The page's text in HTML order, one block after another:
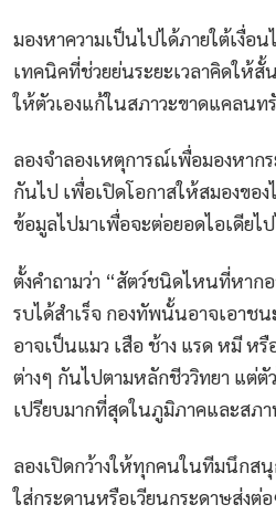
มองหาความเป็นไปได้ภายใต้เงื่อ
เทคนิคที่ช่วยย่นระยะเวลาคิดให้สั้
ให้ตัวเองแก้ในสภาวะขาดแคลนท
ลองจำลองเหตุการณ์เพื่อมองหาก
กันไป เพื่อเปิดโอกาสให้สมองขอ
ข้อมูลไปมาเพื่อจะต่อยอดไอเดียไ
ตั้งคำถามว่า “สัตว์ชนิดไหนที่หา
รบได้สำเร็จ กองทัพนั้นอาจเอาช
อาจเป็นแมว เสือ ช้าง แรด หมี ห
ต่างๆ กันไปตามหลักชีววิทยา แต่ตั
เปรียบมากที่สุดในภูมิภาคและสภ
ลองเปิดกว้างให้ทุกคนในทีมนึกส
ใส่กระดานหรือเวียนกระดาษส่งต่